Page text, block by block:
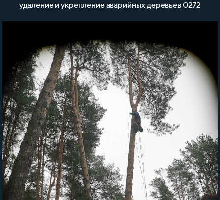
удаление и укрепление аварийных деревьев 0272